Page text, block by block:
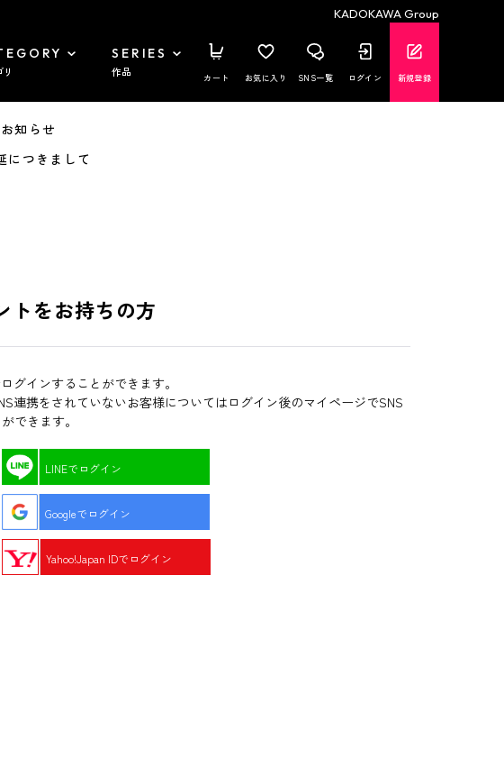
KADOKAWA Group
SERIES
作品 カート お気に入り SNS一覧 ログイン 新規登録
知らせ
つきまして
トをお持ちの方
グインすることができます。
連携をされていないお客様についてはログイン後のマイページでSNS
できます。
LINEでログイン
Googleでログイン
Yahoo!Japan IDでログイン